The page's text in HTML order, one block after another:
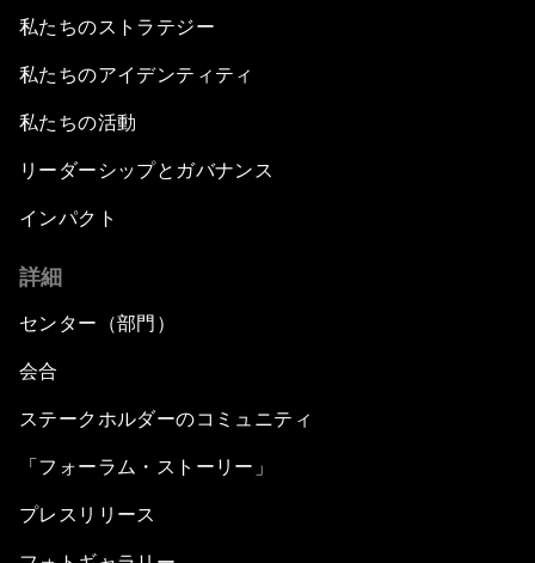
私たちのストラテジー
私たちのアイデンティティ
私たちの活動
リーダーシップとガバナンス
インパクト
詳細
センター（部門）
会合
ステークホルダーのコミュニティ
「フォーラム・ストーリー」
プレスリリース